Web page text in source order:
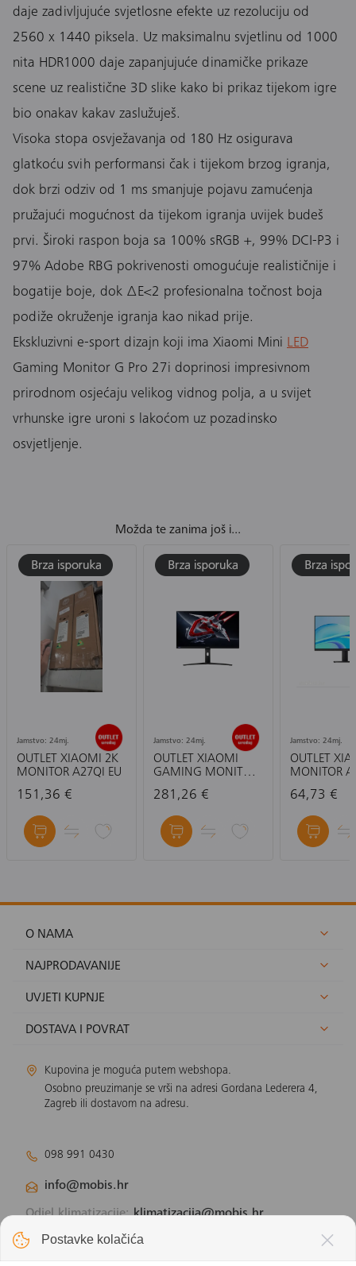
daje zadivljujuće svjetlosne efekte uz rezoluciju od
2560 x 1440 piksela. Uz maksimalnu svjetlinu od 1000
nita HDR1000 daje zapanjujuće dinamičke prikaze
scene uz realistične 3D slike kako bi prikaz tijekom igre
bio onakav kakav zaslužuješ.
Visoka stopa osvježavanja od 180 Hz osigurava
glatkoću svih performansi čak i tijekom brzog igranja,
dok brzi odziv od 1 ms smanjuje pojavu zamućenja
pružajući mogućnost da tijekom igranja uvijek budeš
prvi. Široki raspon boja sa 100% sRGB +, 99% DCI-P3 i
97% Adobe RBG pokrivenosti omogućuje realističnije i
bogatije boje, dok ∆E<2 profesionalna točnost boja
podiže okruženje igranja kao nikad prije.
Ekskluzivni e-sport dizajn koji ima Xiaomi Mini LED
Gaming Monitor G Pro 27i doprinosi impresivnom
prirodnom osjećaju velikog vidnog polja, a u svijet
vrhunske igre uroni s lakoćom uz pozadinsko
osvjetljenje.
Možda te zanima još i...
Jamstvo: 24mj.
OUTLET XIAOMI 2K
MONITOR A27QI EU
151,36 €
Jamstvo: 24mj.
OUTLET XIAOMI
GAMING MONITOR
281,26 €
Jamstvo: 24mj.
OUTLET
MONITOR
64,73 €
O NAMA
NAJPRODAVANIJE
UVJETI KUPNJE
DOSTAVA I POVRAT
Kupovina je moguća putem webshopa.
Osobno preuzimanje se vrši na adresi Gordana Lederera 4,
Zagreb ili dostavom na adresu.
098 991 0430
info@mobis.hr
Odjel klimatizacije:klimatizacija@mobis.hr
Odjel solarnih panela:
Postavke kolačića